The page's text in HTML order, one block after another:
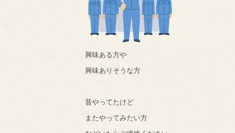
興味ある方や
興味ありそうな方
昔やってたけど
またやってみたい方